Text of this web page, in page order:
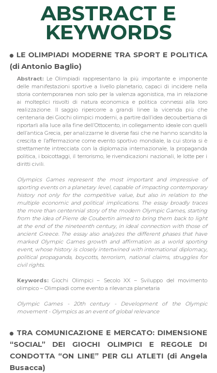
ABSTRACT E
KEYWORDS
LE OLIMPIADI MODERNE TRA SPORT E POLITICA
(di Antonio Baglio)
Abstract: Le Olimpiadi rappresentano la più importante e imponente
delle manifestazioni sportive a livello planetario, capaci di incidere nella
storia contemporanea non solo per la valenza agonistica, ma in relazione
ai molteplici risvolti di natura economica e politica connessi alla loro
realizzazione. Il saggio ripercorre a grandi linee la vicenda più che
centenaria dei Giochi olimpici moderni, a partire dall’idea decoubertiana di
riportarli alla luce alla fine dell’Ottocento, in collegamento ideale con quelli
dell’antica Grecia, per analizzarne le diverse fasi che ne hanno scandito la
crescita e l’affermazione come evento sportivo mondiale, la cui storia si è
strettamente intrecciata con la diplomazia internazionale, la propaganda
politica, i boicottaggi, il terrorismo, le rivendicazioni nazionali, le lotte per i
diritti civili.
Olympics Games represent the most important and impressive of
sporting events on a planetary level, capable of impacting contemporary
history not only for the competitive value, but also in relation to the
multiple economic and political implications. The essay broadly traces
the more than centennial story of the modern Olympic Games, starting
from the idea of Pierre de Coubertin aimed to bring them back to light
at the end of the nineteenth century, in ideal connection with those of
ancient Greece. The essay also analyzes the different phases that have
marked Olympic Games growth and affirmation as a world sporting
event, whose history is closely intertwined with international diplomacy,
political propaganda, boycotts, terrorism, national claims, struggles for
civil rights.
Keywords: Giochi Olimpici – Secolo XX – Sviluppo del movimento
olimpico – Olimpiadi come evento a rilevanza planetaria
Olympic Games - 20th century - Development of the Olympic
movement - Olympics as an event of global relevance
TRA COMUNICAZIONE E MERCATO: DIMENSIONE
“SOCIAL” DEI GIOCHI OLIMPICI E REGOLE DI
CONDOTTA “ON LINE” PER GLI ATLETI (di Angela
Busacca)